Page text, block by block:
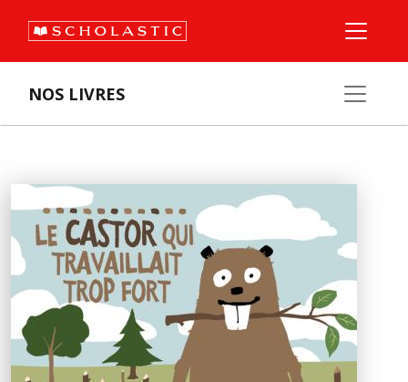
NOS LIVRES